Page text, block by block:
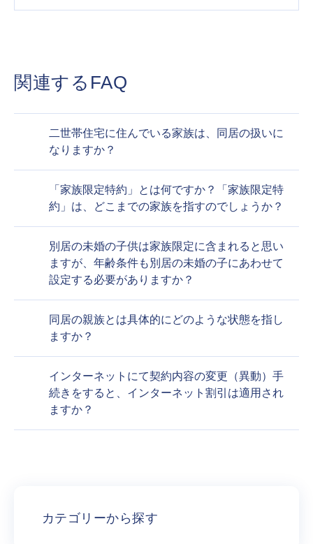
関連するFAQ
二世帯住宅に住んでいる家族は、同居の扱いに
なりますか？
「家族限定特約」とは何ですか？「家族限定特
約」は、どこまでの家族を指すのでしょうか？
別居の未婚の子供は家族限定に含まれると思い
ますが、年齢条件も別居の未婚の子にあわせて
設定する必要がありますか？
同居の親族とは具体的にどのような状態を指し
ますか？
インターネットにて契約内容の変更（異動）手
続きをすると、インターネット割引は適用され
ますか？
カテゴリーから探す